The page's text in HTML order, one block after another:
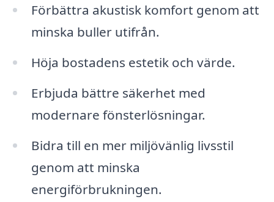
Förbättra akustisk komfort genom att
minska buller utifrån.
Höja bostadens estetik och värde.
Erbjuda bättre säkerhet med
modernare fönsterlösningar.
Bidra till en mer miljövänlig livsstil
genom att minska
energiförbrukningen.